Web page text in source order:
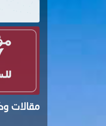
مقالات